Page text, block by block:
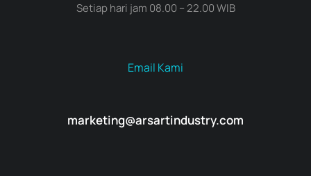
Setiap hari jam 08.00 – 22.00 WIB
Email Kami
marketing@arsartindustry.com